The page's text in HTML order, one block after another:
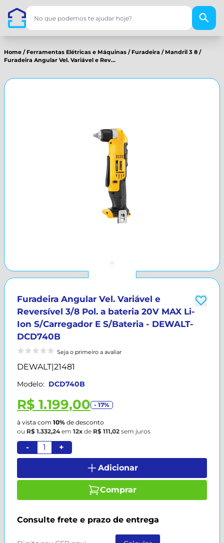
Home / Ferramentas Elétricas e Máquinas / Furadeira / Mandril 3 8 /
Furadeira Angular Vel. Variável e Rev...
Furadeira Angular Vel. Variável e
Reversível 3/8 Pol. a bateria 20V MAX Li-
Ion S/Carregador E S/Bateria - DEWALT-
DCD740B
Seja o primeiro a avaliar
DEWALT|21481
Modelo: DCD740B
R$ 1.199,00 - 17%
à vista com 10% de desconto
ou R$ 1.332,24em 12x de R$ 111,02 sem juros
- +
Adicionar
Comprar
Consulte frete e prazo de entrega